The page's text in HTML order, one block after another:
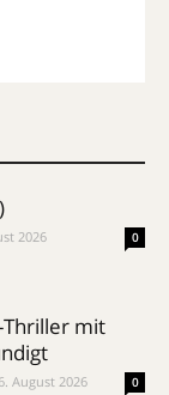
2026 0
Thriller mit
August 2026 0